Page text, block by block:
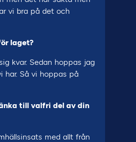
vi bra på det och
laget?
kvar. Sedan hoppas jag
har. Så vi hoppas på
till valfri del av din
med allt från